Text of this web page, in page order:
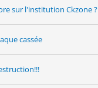
sur l'institution Ckzone ?
cassée